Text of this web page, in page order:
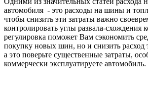
автомобиля - это расходы на шины и
чтобы снизить эти затраты важно
контролировать углы развала-схождения
регулировка поможет Вам сэкономить
покупку новых шин, но и снизить
а это поверьте существенные затраты,
коммерчески эксплуатируете автомобиль.